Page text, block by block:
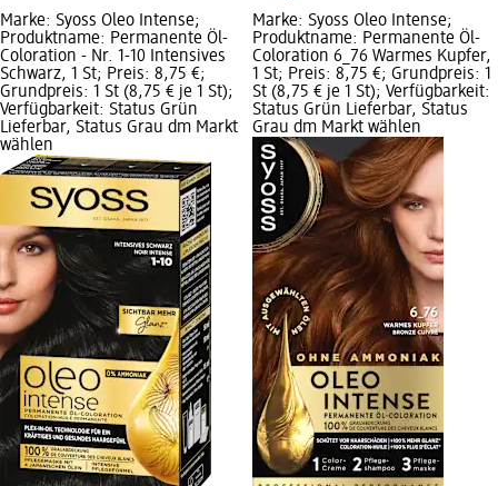
Marke: Syoss Oleo Intense;
Produktname: Permanente Öl-
Coloration - Nr. 1-10 Intensives
Schwarz, 1 St; Preis: 8,75 €;
Grundpreis: 1 St (8,75 € je 1 St);
Verfügbarkeit: Status Grün
Lieferbar, Status Grau dm Markt
wählen
Marke: Syoss Oleo Intense;
Produktname: Permanente Öl-
Coloration 6_76 Warmes Kupfer,
1 St; Preis: 8,75 €; Grundpreis: 1
St (8,75 € je 1 St); Verfügbarkeit:
Status Grün Lieferbar, Status
Grau dm Markt wählen